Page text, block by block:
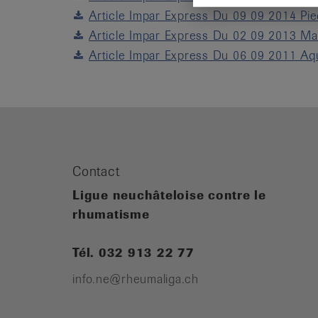
Article Impar Express Du 09 09 2014
Article Impar Express Du 02 09 2013
Article Impar Express Du 06 09 2011
Contact
Ligue neuchâteloise contre le
rhumatisme
Tél. 032 913 22 77
info.ne@rheumaliga.ch